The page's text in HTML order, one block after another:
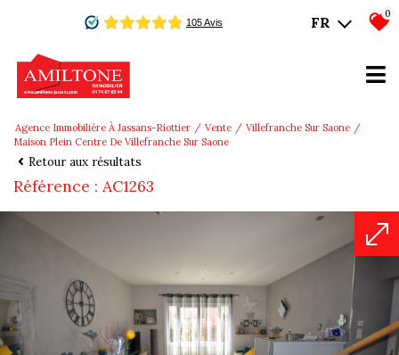
FR
0
Agence Immobilière À Jassans-Riottier Vente
Villefranche Sur Saone
Maison Plein Centre De Villefranche Sur Saone
Retour aux résultats
Référence : AC1263